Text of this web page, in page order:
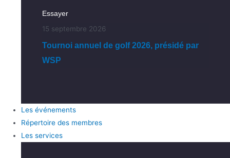
Essayer
15 septembre 2026
Tournoi annuel de golf 2026, présidé par
WSP
Les événements
Répertoire des membres
Les services